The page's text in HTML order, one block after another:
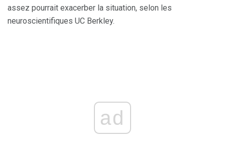
assez pourrait exacerber la situation, selon les
neuroscientifiques UC Berkley.
ad